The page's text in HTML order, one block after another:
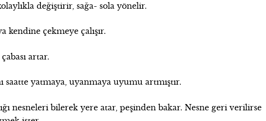
değiştirir, sağa- sola yönelir.
kendine çekmeye çalışır.
artar.
saatte yatmaya, uyanmaya uyumu artmıştır.
nesneleri bilerek yere atar, peşinden bakar. Nesne geri verilirse